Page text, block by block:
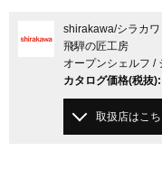
shirakawa/シラカワ
飛騨の匠工房
オープンシェルフ /
カタログ価格(税抜):
取扱店はこち